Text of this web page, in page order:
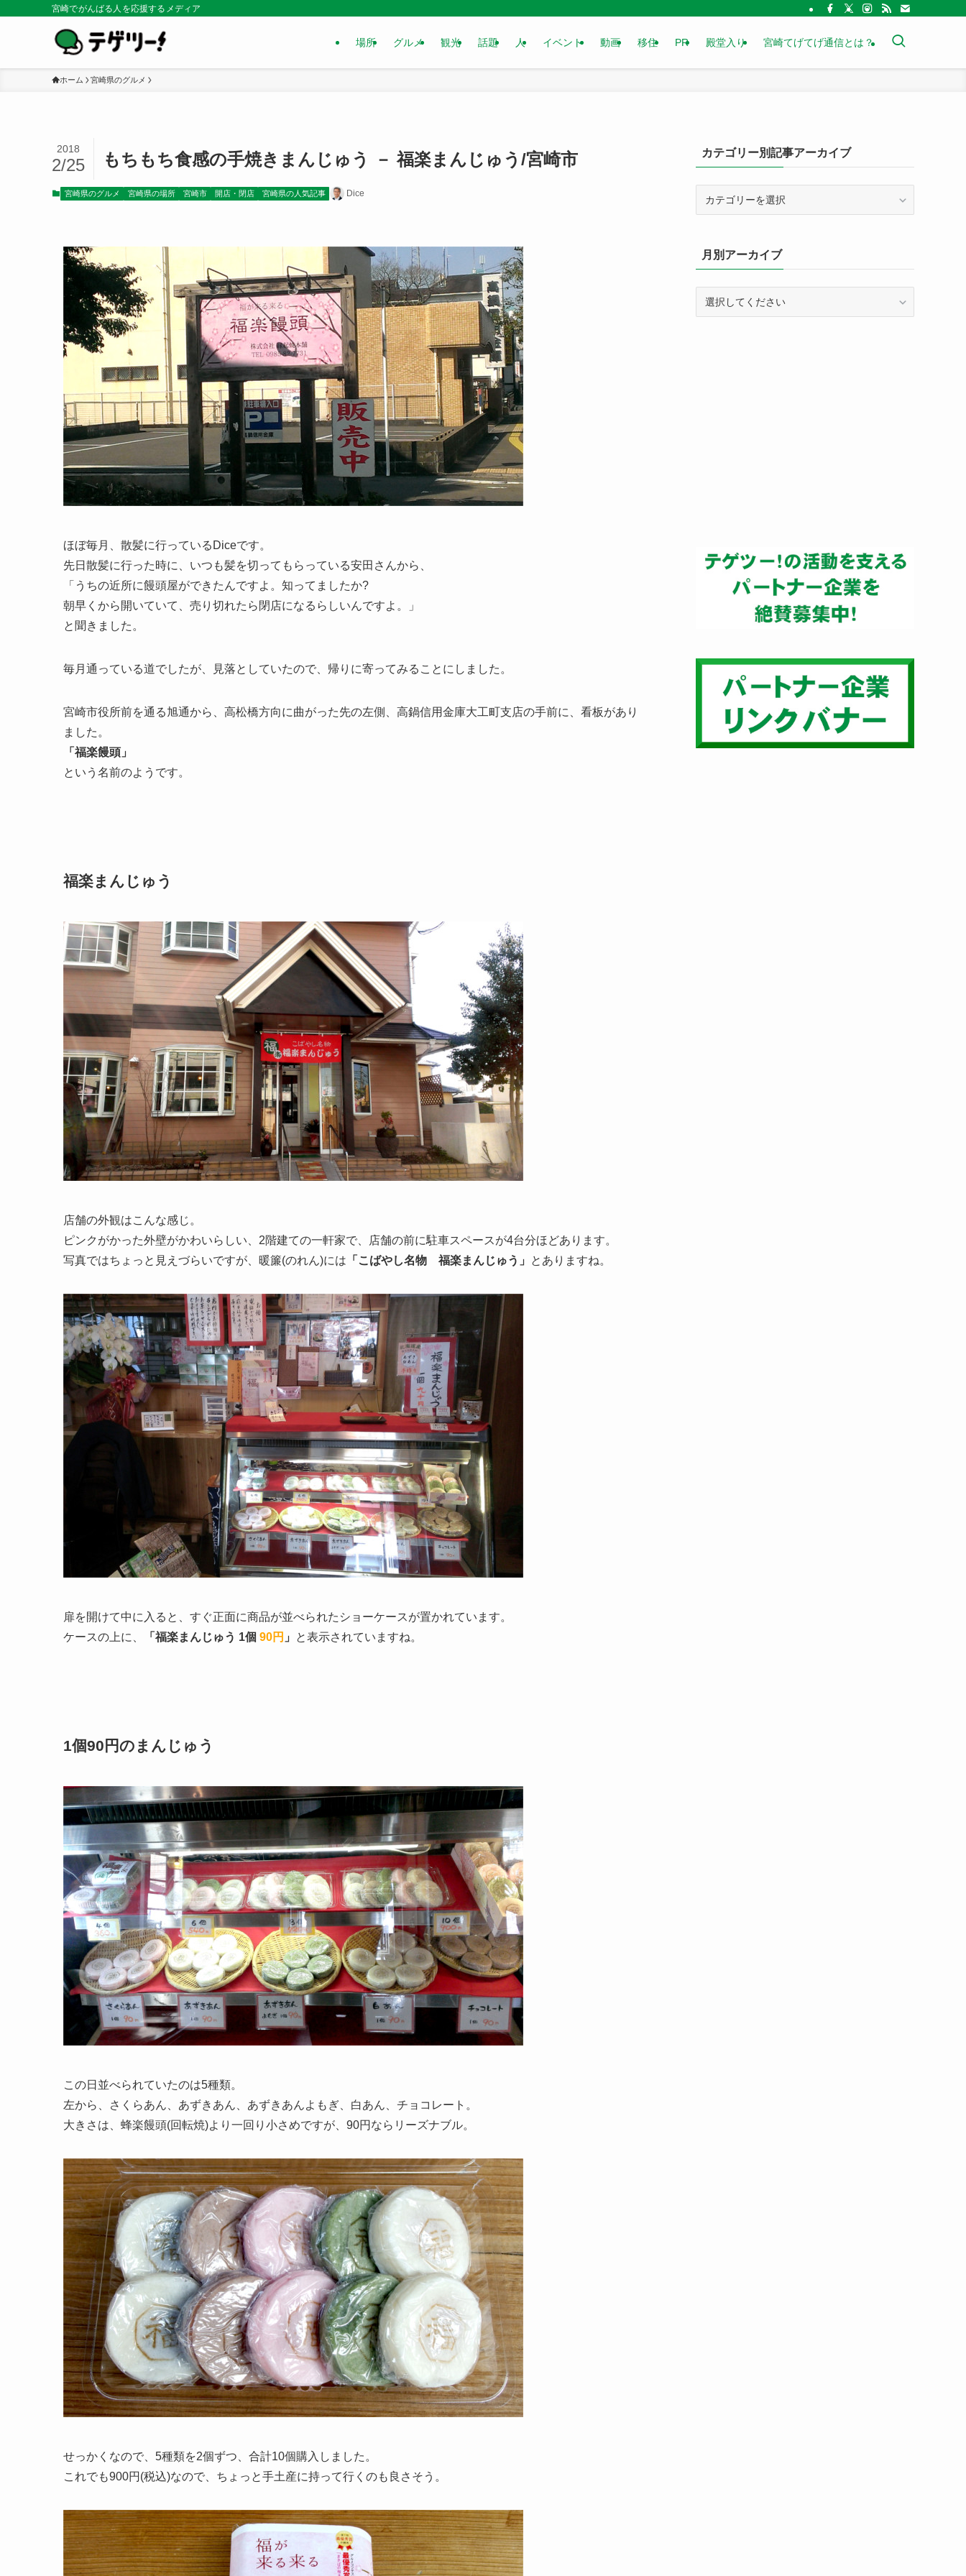
宮崎でがんばる人を応援するメディア
場所 グルメ 観光 話題 人 イベント 動画 移住 PR 殿堂入り 宮崎てげてげ通信とは？
ホーム 宮崎県のグルメ
もちもち食感の手焼きまんじゅう － 福楽まんじゅう/宮崎市
2018
2/25
宮崎県のグルメ 宮崎県の場所 宮崎市 開店・閉店 宮崎県の人気記事 Dice
ほぼ毎月、散髪に行っているDiceです。
先日散髪に行った時に、いつも髪を切ってもらっている安田さんから、
「うちの近所に饅頭屋ができたんですよ。知ってましたか?
朝早くから開いていて、売り切れたら閉店になるらしいんですよ。」
と聞きました。
毎月通っている道でしたが、見落としていたので、帰りに寄ってみることにしました。
宮崎市役所前を通る旭通から、高松橋方向に曲がった先の左側、高鍋信用金庫大工町支店の手前に、看板があり
ました。
「福楽饅頭」
という名前のようです。
福楽まんじゅう
店舗の外観はこんな感じ。
ピンクがかった外壁がかわいらしい、2階建ての一軒家で、店舗の前に駐車スペースが4台分ほどあります。
写真ではちょっと見えづらいですが、暖簾(のれん)には 「こばやし名物 福楽まんじゅう」 とありますね。
扉を開けて中に入ると、すぐ正面に商品が並べられたショーケースが置かれています。
ケースの上に、
「福楽まんじゅう 1個 90円 」 と表示されていますね。
1個90円のまんじゅう
この日並べられていたのは5種類。
左から、さくらあん、あずきあん、あずきあんよもぎ、白あん、チョコレート。
大きさは、蜂楽饅頭(回転焼)より一回り小さめですが、90円ならリーズナブル。
せっかくなので、5種類を2個ずつ、合計10個購入しました。
これでも900円(税込)なので、ちょっと手土産に持って行くのも良さそう。
カテゴリー別記事アーカイブ
ー
別
記
ア
月別アーカイブ